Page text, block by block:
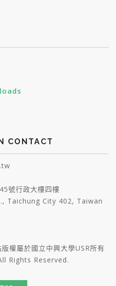
CONTACT
號行政大樓四樓
Taichung City 402, Taiwan
權屬於國立中興大學USR所有
Rights Reserved.